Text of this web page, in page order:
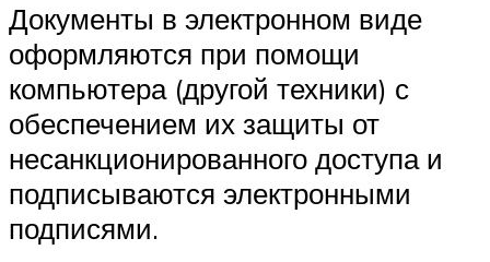
Документы в электронном виде
оформляются при помощи
компьютера (другой техники) с
обеспечением их защиты от
несанкционированного доступа и
подписываются электронными
подписями.